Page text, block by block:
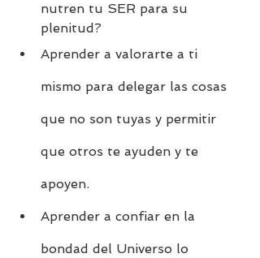
nutren tu SER para su
plenitud?
Aprender a valorarte a ti
mismo para delegar las cosas
que no son tuyas y permitir
que otros te ayuden y te
apoyen.
Aprender a confiar en la
bondad del Universo lo